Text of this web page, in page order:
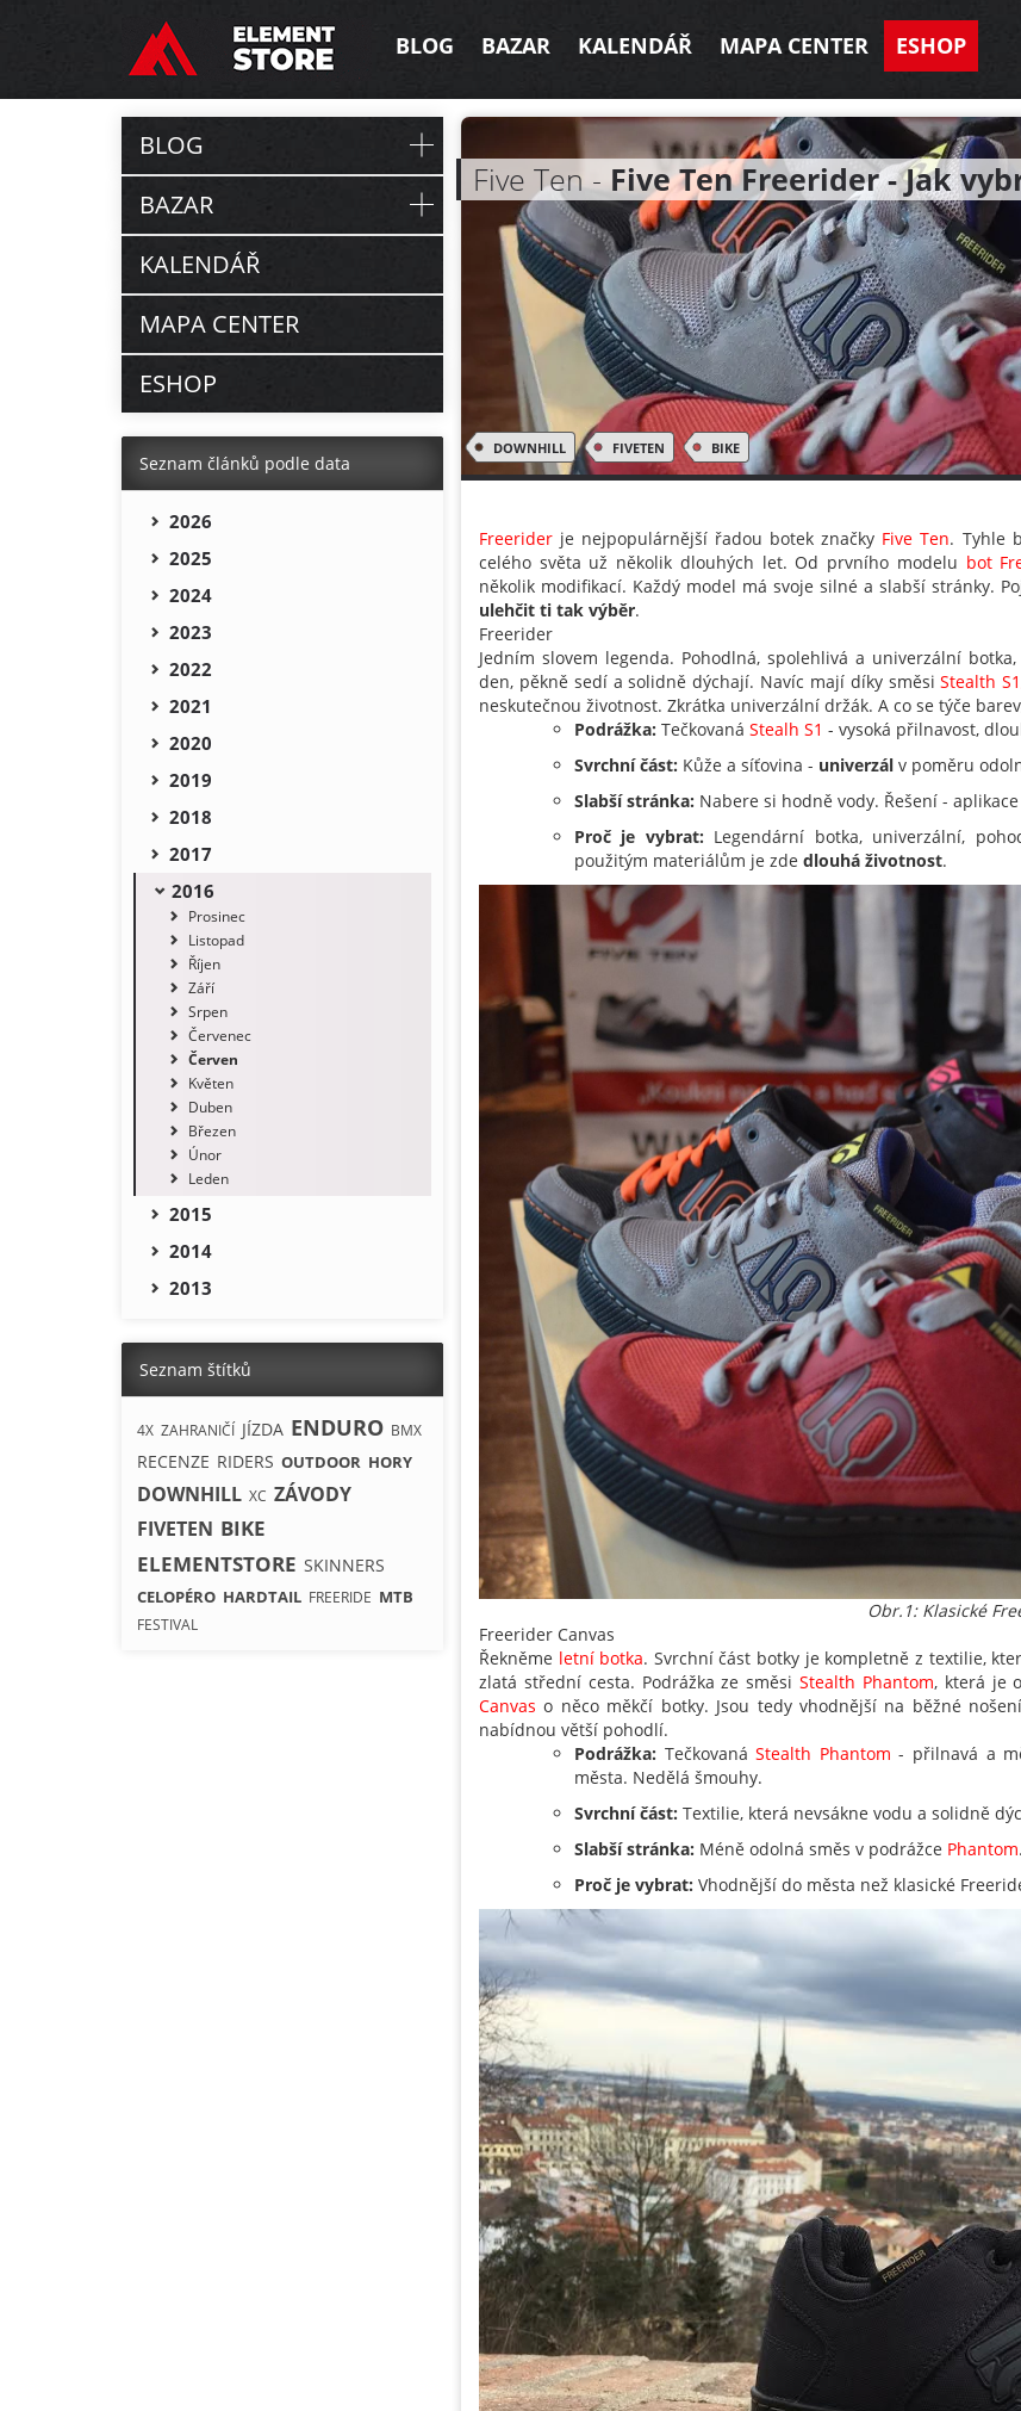
BLOG BAZAR KALENDÁŘ MAPA CENTER ESHOP
Five Ten - Five Ten Freerider - Jak
DOWNHILL FIVETEN BIKE
Freerider je nejpopulárnější řadou botek značky Five Ten. Tyhle
celého světa už několik dlouhých let. Od prvního modelu bot
několik modifikací. Každý model má svoje silné a slabší stránky.
ulehčit ti tak výběr.
Freerider
Jedním slovem legenda. Pohodlná, spolehlivá a univerzální
den, pěkně sedí a solidně dýchají. Navíc mají díky směsiStealth S1
neskutečnou životnost. Zkrátka univerzální držák. A co se týče
Podrážka: Tečkovaná Stealh S1 - vysoká přilnavost,
Svrchní část: Kůže a síťovina - univerzál v poměru
Slabší stránka: Nabere si hodně vody. Řešení - aplikace
Proč je vybrat: Legendární botka, univerzální,
použitým materiálům je zde dlouhá životnost.
Obr.1: Klasické
Freerider Canvas
Řekněme letní botka. Svrchní část botky je kompletně z textilie,
zlatá střední cesta. Podrážka ze směsi Stealth Phantom, která je
Canvas o něco měkčí botky. Jsou tedy vhodnější na běžné
nabídnou větší pohodlí.
Podrážka: TečkovanáStealth Phantom - přilnavá a
města. Nedělá šmouhy.
Svrchní část: Textilie, která nevsákne vodu a solidně
Slabší stránka: Méně odolná směs v podrážce Phantom
Proč je vybrat: Vhodnější do města než klasické
BLOG
BAZAR
KALENDÁŘ
MAPA CENTER
ESHOP
Seznam článků podle data
2026
2025
2024
2023
2022
2021
2020
2019
2018
2017
2016
Prosinec
Listopad
Říjen
Září
Srpen
Červenec
Červen
Květen
Duben
Březen
Únor
Leden
2015
2014
2013
Seznam štítků
4X ZAHRANIČÍ JÍZDA ENDURO BMX
RECENZE RIDERS OUTDOOR HORY
DOWNHILL XC ZÁVODY
FIVETEN BIKE
ELEMENTSTORE SKINNERS
CELOPÉRO HARDTAIL FREERIDE MTB
FESTIVAL